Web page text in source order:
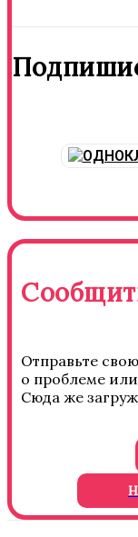
Отправьте
о проблеме
Сюда же